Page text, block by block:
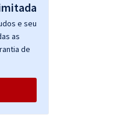
e seu
as
de